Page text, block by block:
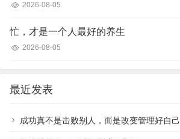
2026-08-05
忙，才是一个人最好的养生
2026-08-05
最近发表
成功真不是击败别人，而是改变管理好自己